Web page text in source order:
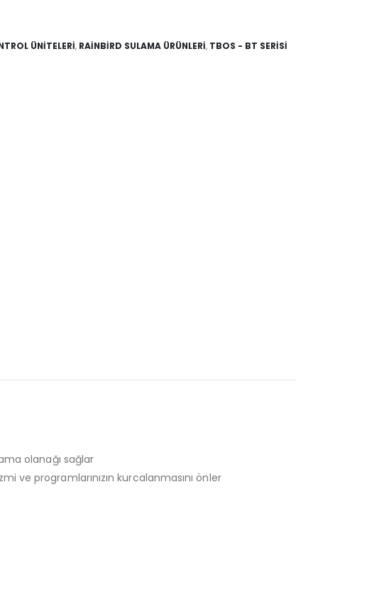
ÜNİTELERİ, RAİNBİRD SULAMA ÜRÜNLERİ, TBOS - BT SERİSİ
olanağı sağlar
ve programlarınızın kurcalanmasını önler